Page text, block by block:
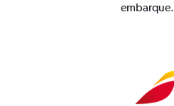
embarque.